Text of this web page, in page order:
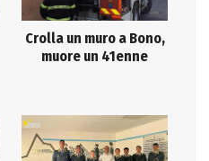
Crolla un muro a Bono,
muore un 41enne